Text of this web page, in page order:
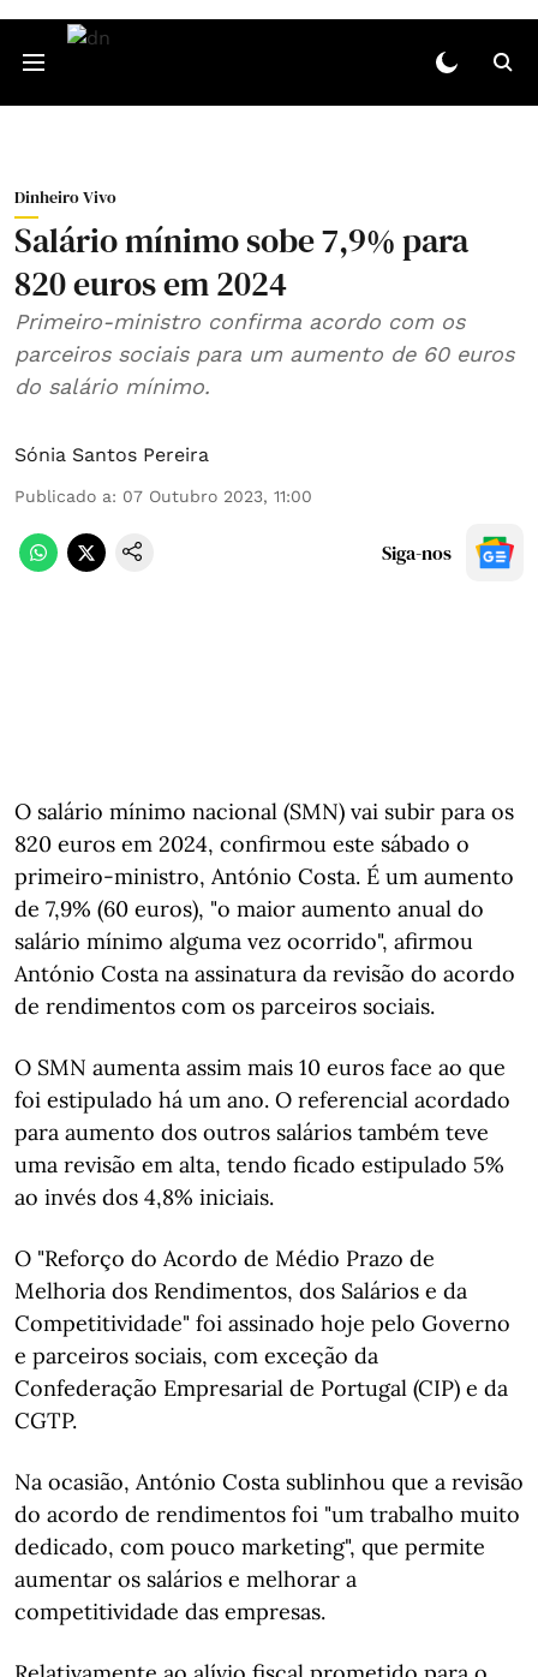
Dinheiro Vivo
Salário mínimo sobe 7,9% para
820 euros em 2024
Primeiro-ministro confirma acordo com os
parceiros sociais para um aumento de 60 euros
do salário mínimo.
Sónia Santos Pereira
Publicado a: 07 Outubro 2023, 11:00
Siga-nos
O salário mínimo nacional (SMN) vai subir para os
820 euros em 2024, confirmou este sábado o
primeiro-ministro, António Costa. É um aumento
de 7,9% (60 euros), "o maior aumento anual do
salário mínimo alguma vez ocorrido", afirmou
António Costa na assinatura da revisão do acordo
de rendimentos com os parceiros sociais.
O SMN aumenta assim mais 10 euros face ao que
foi estipulado há um ano. O referencial acordado
para aumento dos outros salários também teve
uma revisão em alta, tendo ficado estipulado 5%
ao invés dos 4,8% iniciais.
O "Reforço do Acordo de Médio Prazo de
Melhoria dos Rendimentos, dos Salários e da
Competitividade" foi assinado hoje pelo Governo
e parceiros sociais, com exceção da
Confederação Empresarial de Portugal (CIP) e da
CGTP.
Na ocasião, António Costa sublinhou que a revisão
do acordo de rendimentos foi "um trabalho muito
dedicado, com pouco marketing", que permite
aumentar os salários e melhorar a
competitividade das empresas.